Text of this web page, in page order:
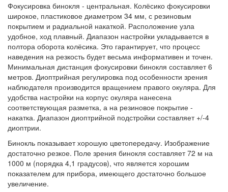
Фокусировка бинокля - центральная. Колёсико фокусировки
широкое, пластиковое диаметром 34 мм, с резиновым
покрытием и радиальной накаткой. Расположение узла
удобное, ход плавный. Диапазон настройки укладывается в
полтора оборота колёсика. Это гарантирует, что процесс
наведения на резкость будет весьма информативен и точен.
Минимальная дистанция фокусировки бинокля составляет 6
метров. Диоптрийная регулировка под особенности зрения
наблюдателя производится вращением правого окуляра. Для
удобства настройки на корпус окуляра нанесена
соответствующая разметка, а на резиновое покрытие -
накатка. Диапазон диоптрийной подстройки составляет +/-4
диоптрии.
Бинокль показывает хорошую цветопередачу. Изображение
достаточно резкое. Поле зрения бинокля составляет 72 м на
1000 м (порядка 4,1 градусов), что является хорошим
показателем для прибора, имеющего достаточно большое
увеличение.